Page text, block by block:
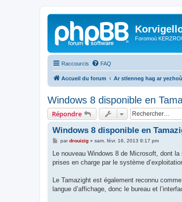
Foromoù
Raccourcis FAQ
Accueil du forum Ar stlenneg hag ar
Windows 8 disponible en
Répondre
Windows 8 disponible en
M
s
a
pardrouizig» sam. févr. 16, 2013 9:17 pm
Le nouveau Windows 8 de Microsoft, dont
prises en charge par le système
Le Tamazight est également reconnu
langue d’affichage, donc le bureau et